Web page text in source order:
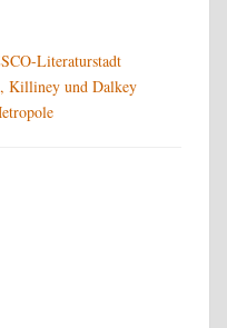
Literaturstadt
Killiney und Dalkey